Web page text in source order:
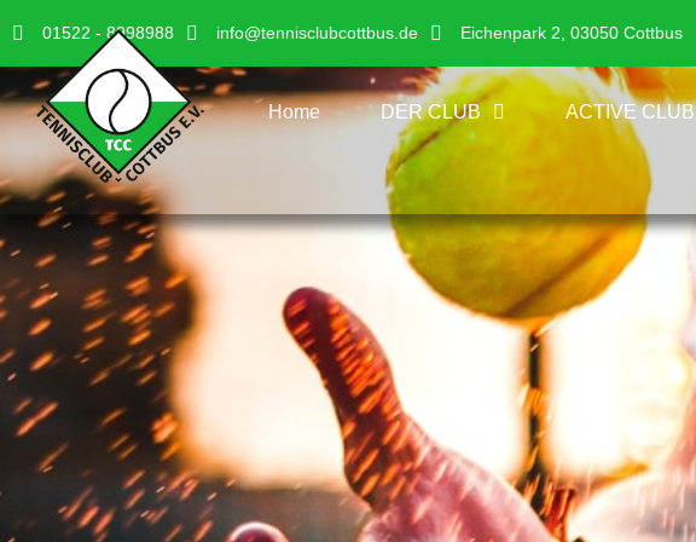
01522 - 8998988 info@tennisclubcottbus.de Eichenpark 2, 03050 Cottbus
Home DER CLUB ACTIVE CLUB